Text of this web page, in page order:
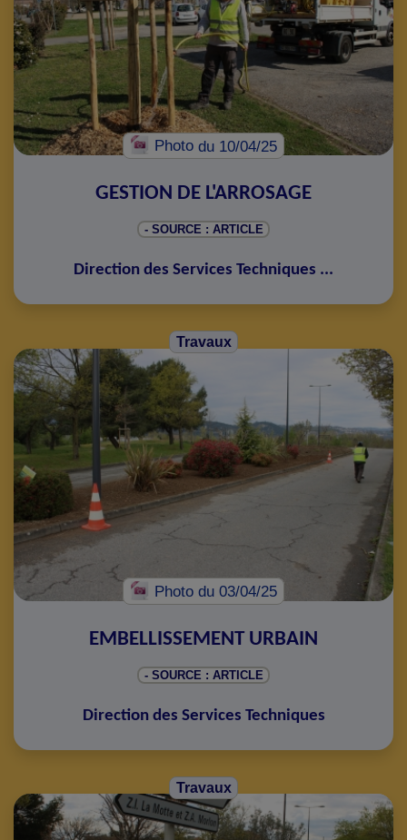
Photo du 10/04/25
GESTION DE L'ARROSAGE
- SOURCE : ARTICLE
Direction des Services Techniques ...
Travaux
Photo du 03/04/25
EMBELLISSEMENT URBAIN
- SOURCE : ARTICLE
Direction des Services Techniques
Travaux